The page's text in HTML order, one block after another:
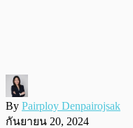
By Pairploy Denpairojsak
กันยายน 20, 2024